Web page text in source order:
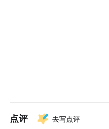
点评 去写点评